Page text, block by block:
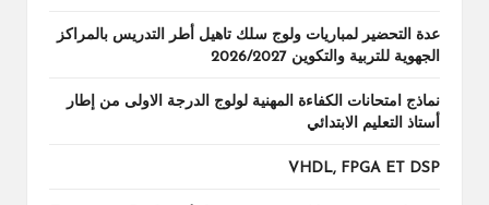
عدة التحضير لمباريات ولوج سلك تاهيل أطر التدريس بالمراكز
الجهوية للتربية والتكوين 2026/2027
نماذج امتحانات الكفاءة المهنية لولوج الدرجة الاولى من إطار
أستاذ التعليم الابتدائي
VHDL, FPGA ET DSP